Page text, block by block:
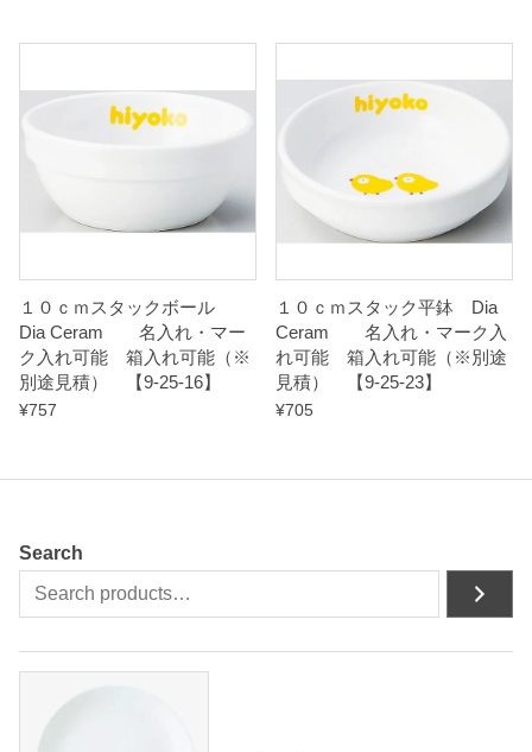
n
１０ｃｍスタックボール
Dia Ceram 名入れ・マー
ク入れ可能 箱入れ可能（※
別途見積） 【9-25-16】
¥757
１０ｃｍスタック平鉢 Dia
Ceram 名入れ・マーク入
れ可能 箱入れ可能（※別途
見積） 【9-25-23】
¥705
Search